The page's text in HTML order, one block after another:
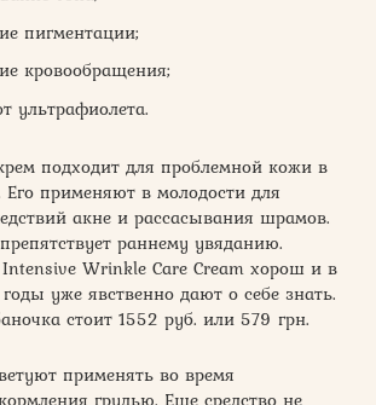
пигментации;
кровообращения;
ультрафиолета.
подходит для проблемной кожи в
Его применяют в молодости для
акне и рассасывания шрамов.
раннему увяданию.
Intensive Wrinkle Care Cream хорош и в
уже явственно дают о себе знать.
стоит 1552 руб. или 579 грн.
применять во время